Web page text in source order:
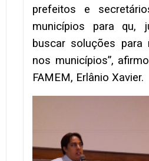
prefeitos e
municípios para qu,
buscar soluções para
nos municípios”,
FAMEM, Erlânio Xavier.